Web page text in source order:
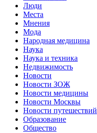
Люди
Места
Мнения
Мода
Народная медицина
Наука
Наука и техника
Недвижимость
Новости
Новости ЗОЖ
Новости медицины
Новости Москвы
Новости путешествий
Образование
Общество